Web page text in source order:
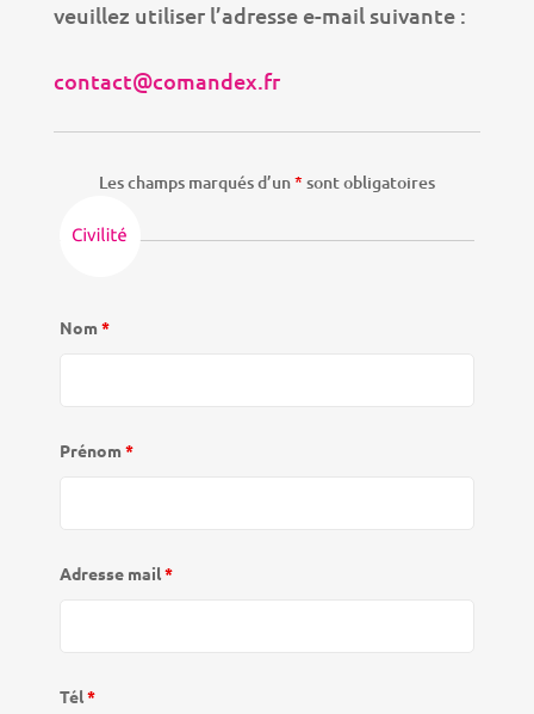
veuillez utiliser l’adresse e-mail suivante :
contact@comandex.fr
Les champs marqués d’un* sont obligatoires
Nom *
Prénom *
Adresse mail*
Tél*